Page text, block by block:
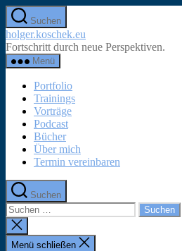
Zum
Inhalt
springen
Suchen
holger.koschek.eu
Fortschritt durch neue Perspektiven.
Menü
Portfolio
Trainings
Vorträge
Podcast
Bücher
Über mich
Termin vereinbaren
Suchen
Suchen
nach:
Suche
schließen
Menü schließen